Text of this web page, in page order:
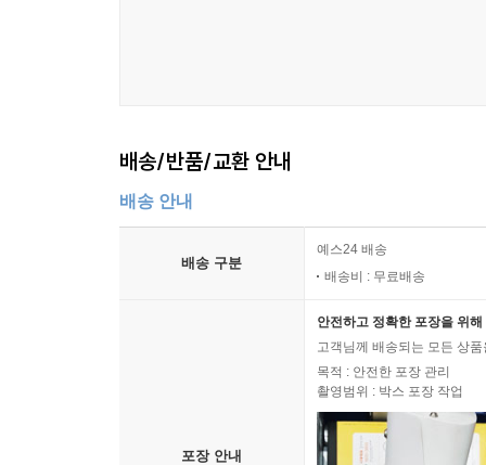
배송/반품/교환 안내
배송 안내
배송 구분
예스24 배송
배송비 : 무료배송
포장 안내
안전하고 정확한 포장을 위
고객님께 배송되는 모든 상
목적 : 안전한 포장 관리
촬영범위 : 박스 포장 작업